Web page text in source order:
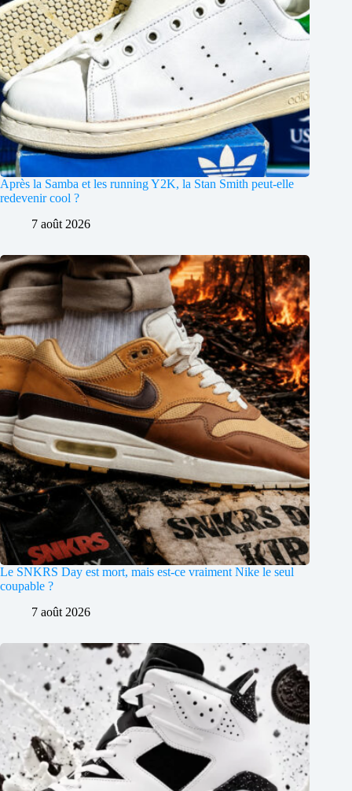
Après la Samba et les running Y2K, la Stan Smith peut-elle
redevenir cool ?
7 août 2026
Le SNKRS Day est mort, mais est-ce vraiment Nike le seul
coupable ?
7 août 2026